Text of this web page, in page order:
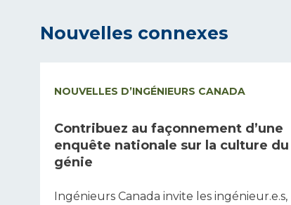
Nouvelles connexes
NOUVELLES D’INGÉNIEURS CANADA
Contribuez au façonnement d’une
enquête nationale sur la culture du
génie
Ingénieurs Canada invite les ingénieur.e.s,